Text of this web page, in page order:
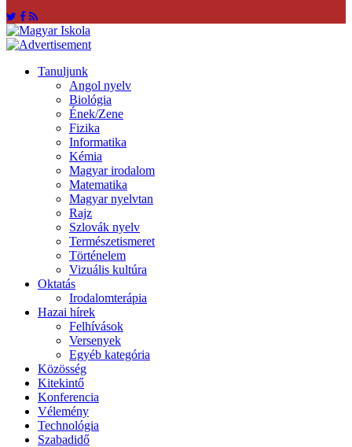
Tanuljunk
Angol nyelv
Biológia
Ének/Zene
Fizika
Informatika
Kémia
Magyar irodalom
Matematika
Magyar nyelvtan
Rajz
Szlovák nyelv
Természetismeret
Történelem
Vizuális kultúra
Oktatás
Irodalomterápia
Hazai hírek
Felhívások
Versenyek
Egyéb kategória
Közösség
Kitekintő
Konferencia
Vélemény
Technológia
Szabadidő